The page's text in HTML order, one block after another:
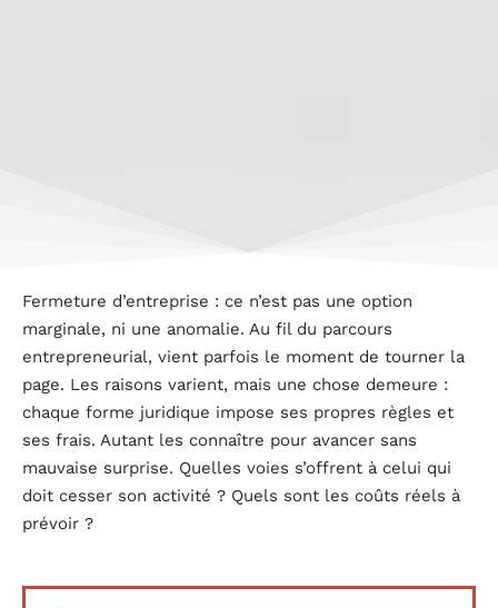
Fermeture d’entreprise : ce n’est pas une option
marginale, ni une anomalie. Au fil du parcours
entrepreneurial, vient parfois le moment de tourner la
page. Les raisons varient, mais une chose demeure :
chaque forme juridique impose ses propres règles et
ses frais. Autant les connaître pour avancer sans
mauvaise surprise. Quelles voies s’offrent à celui qui
doit cesser son activité ? Quels sont les coûts réels à
prévoir ?